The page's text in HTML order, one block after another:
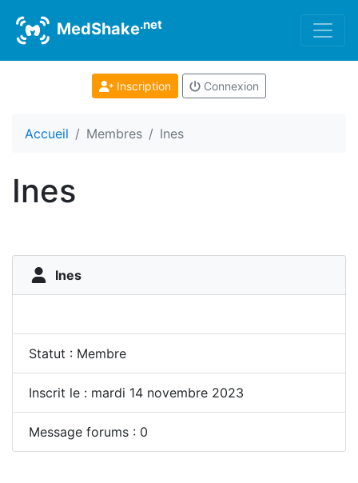
MedShake.net
Inscription Connexion
Accueil Membres Ines
Ines
Ines
Statut : Membre
Inscrit le : mardi 14 novembre 2023
Message forums : 0